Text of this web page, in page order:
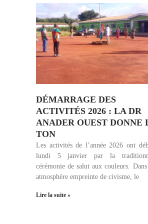
DÉMARRAGE DES
ACTIVITÉS 2026 : LA DR
ANADER OUEST DONNE
TON
Les activités de l’année 2026 ont
lundi 5 janvier par la
cérémonie de salut aux couleurs.
atmosphère empreinte de civisme, le
Lire la suite »